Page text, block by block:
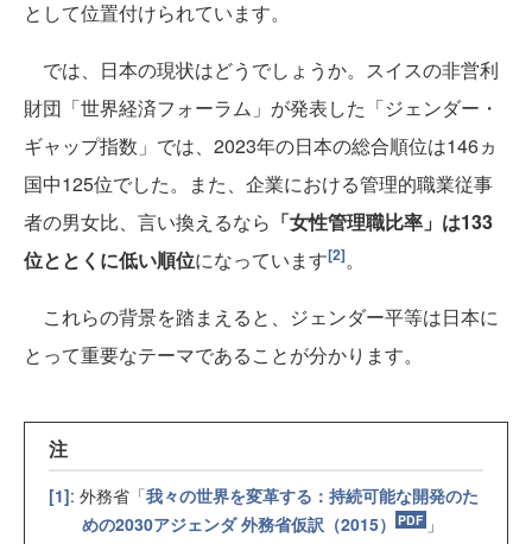
として位置付けられています。
では、日本の現状はどうでしょうか。スイスの非営利
財団「世界経済フォーラム」が発表した「ジェンダー・
ギャップ指数」では、2023年の日本の総合順位は146ヵ
国中125位でした。また、企業における管理的職業従事
者の男女比、言い換えるなら 「女性管理職比率」は133
位ととくに低い順位になっています[2]。
これらの背景を踏まえると、ジェンダー平等は日本に
とって重要なテーマであることが分かります。
注
[1]: 外務省「我々の世界を変革する：持続可能な開発のた
めの2030アジェンダ 外務省仮訳（2015）
」